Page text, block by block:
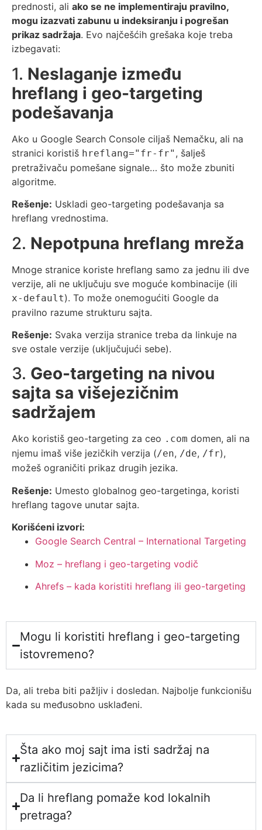
prednosti, ali ako se ne implementiraju pravilno,
mogu izazvati zabunu u indeksiranju i pogrešan
prikaz sadržaja. Evo najčešćih grešaka koje treba
izbegavati:
1. Neslaganje između
hreflang i geo-targeting
podešavanja
Ako u Google Search Console ciljaš Nemačku, ali na
stranici koristiš hreflang="fr-fr" , šalješ
pretraživaču pomešane signale… što može zbuniti
algoritme.
Rešenje: Uskladi geo-targeting podešavanja sa
hreflang vrednostima.
2. Nepotpuna hreflang mreža
Mnoge stranice koriste hreflang samo za jednu ili dve
verzije, ali ne uključuju sve moguće kombinacije (ili
x-default). To može onemogućiti Google da
pravilno razume strukturu sajta.
Rešenje: Svaka verzija stranice treba da linkuje na
sve ostale verzije (uključujući sebe).
3. Geo-targeting na nivou
sajta sa višejezičnim
sadržajem
Ako koristiš geo-targeting za ceo .com domen, ali na
njemu imaš više jezičkih verzija (/en, /de, /fr),
možeš ograničiti prikaz drugih jezika.
Rešenje: Umesto globalnog geo-targetinga, koristi
hreflang tagove unutar sajta.
Korišćeni izvori:
Google Search Central – International Targeting
Moz – hreflang i geo-targeting vodič
Ahrefs – kada koristiti hreflang ili geo-targeting
Mogu li koristiti hreflang i geo-targeting
istovremeno?
Da, ali treba biti pažljiv i dosledan. Najbolje funkcionišu
kada su međusobno usklađeni.
Šta ako moj sajt ima isti sadržaj na
različitim jezicima?
Da li hreflang pomaže kod lokalnih
pretraga?